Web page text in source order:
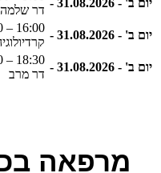
דר שלמה
יום ב' - 31.08.2026 -
16:00 – 18:30
יום ב' - 31.08.2026 -
18:30 – 20:00
דר מרב
מרפאה